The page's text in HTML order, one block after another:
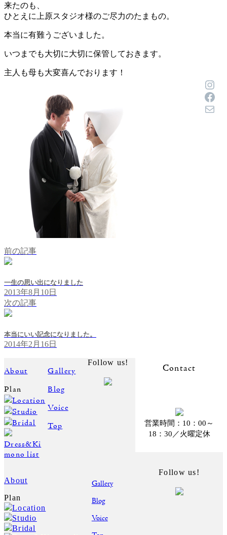
来たのも、
ひとえに上原スタジオ様のご尽力のたまもの。
本当に有難うございました。
いつまでも大切に大切に保管しておきます。
主人も母も大変喜んでおります！
前の記事
一生の思い出になりました
2013年8月10日
次の記事
本当にいい記念になりました。
2014年2月16日
About
Plan
Location
Studio
Bridal
Dress&Ki
mono list
Gallery
Blog
Voice
Top
Follow us!
Contact
営業時間：10：00～
18：30／火曜定休
About
Plan
Location
Studio
Bridal
Gallery
Blog
Voice
Follow us!
メール